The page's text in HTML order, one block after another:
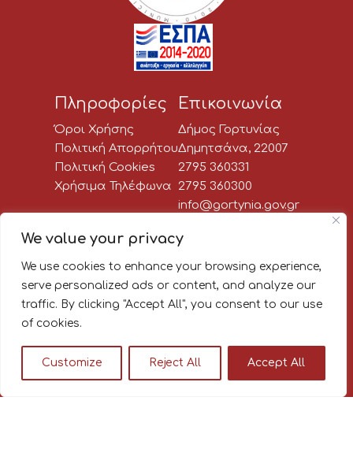
We value your privacy
We use cookies to enhance your browsing experience,
serve personalized ads or content, and analyze our
traffic. By clicking "Accept All", you consent to our use
of cookies.
Customize Reject All Accept All
Πληροφορίες
Όροι Χρήσης
Πολιτική Απορρήτου
Πολιτική Cookies
Χρήσιμα Τηλέφωνα
Επικοινωνία
Δήμος Γορτυνίας
Δημητσάνα, 22007
2795 360331
2795 360300
info@gortynia.gov.gr
Social Media
Newsletter:
Κάνε εγγραφή στο newsletter
μαθαίνεις πρώτος όλα τα νέα!